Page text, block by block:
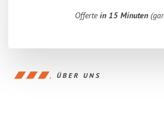
Offertein 15 Minuten
ÜBER UNS